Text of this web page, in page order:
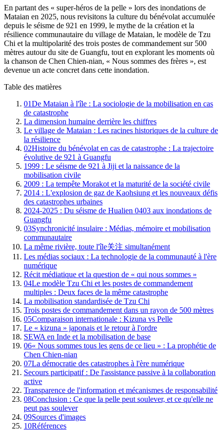
En partant des « super-héros de la pelle » lors des inondations de
Mataian en 2025, nous revisitons la culture du bénévolat accumulée
depuis le séisme de 921 en 1999, le mythe de la création et la
résilience communautaire du village de Mataian, le modèle de Tzu
Chi et la multipolarité des trois postes de commandement sur 500
mètres autour du site de Guangfu, tout en explorant les moments où
la chanson de Chen Chien-nian, « Nous sommes des frères », est
devenue un acte concret dans cette inondation.
Table des matières
01De Mataian à l'île : La sociologie de la mobilisation en cas
de catastrophe
La dimension humaine derrière les chiffres
Le village de Mataian : Les racines historiques de la culture de
la résilience
02Histoire du bénévolat en cas de catastrophe : La trajectoire
évolutive de 921 à Guangfu
1999 : Le séisme de 921 à Jiji et la naissance de la
mobilisation civile
2009 : La tempête Morakot et la maturité de la société civile
2014 : L'explosion de gaz de Kaohsiung et les nouveaux défis
des catastrophes urbaines
2024-2025 : Du séisme de Hualien 0403 aux inondations de
Guangfu
03Synchronicité insulaire : Médias, mémoire et mobilisation
communautaire
La même rivière, toute l'île关注 simultanément
Les médias sociaux : La technologie de la communauté à l'ère
numérique
Récit médiatique et la question de « qui nous sommes »
04Le modèle Tzu Chi et les postes de commandement
multiples : Deux faces de la même catastrophe
La mobilisation standardisée de Tzu Chi
Trois postes de commandement dans un rayon de 500 mètres
05Comparaison internationale : Kizuna vs Pelle
Le « kizuna » japonais et le retour à l'ordre
SEWA en Inde et la mobilisation de base
06« Nous sommes tous les gens de ce lieu » : La prophétie de
Chen Chien-nian
07La démocratie des catastrophes à l'ère numérique
Secours participatif : De l'assistance passive à la collaboration
active
Transparence de l'information et mécanismes de responsabilité
08Conclusion : Ce que la pelle peut soulever, et ce qu'elle ne
peut pas soulever
09Sources d'images
10Références